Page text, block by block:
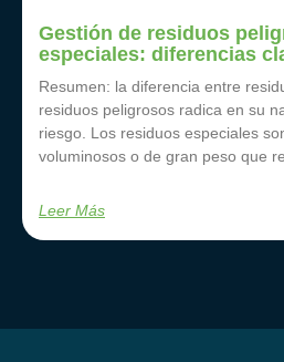
Gestión de residuos
especiales: diferencias
Resumen: la diferencia entre
residuos peligrosos radica en su
riesgo. Los residuos especiales
voluminosos o de gran peso que
Leer Más